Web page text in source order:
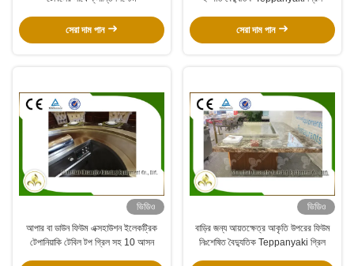
সেরা দাম পান সেরা দাম পান
ভিডিও
আপার বা ডাউন ফিউম এক্সহাউশন ইলেকট্রিক
টেপানিয়াকি টেবিল টপ গ্রিল সহ 10 আসন
ভিডিও
বাড়ির জন্য আয়তক্ষেত্র আকৃতি উপরের ফিউম
নিঃশেষিত বৈদ্যুতিক Teppanyaki গ্রিল